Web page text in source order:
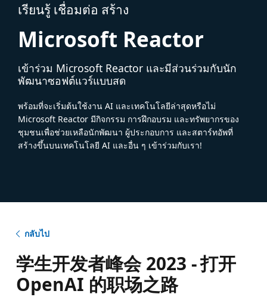
เรียนรู้ เชื่อมต่อ สร้าง
Microsoft Reactor
เข้าร่วม Microsoft Reactor และมีส่วนร่วมกับนัก
พัฒนาซอฟต์แวร์แบบสด
พร้อมที่จะเริ่มต้นใช้งาน AI และเทคโนโลยีล่าสุดหรือไม่
Microsoft Reactor มีกิจกรรม การฝึกอบรม และทรัพยากรของ
ชุมชนเพื่อช่วยเหลือนักพัฒนา ผู้ประกอบการ และสตาร์ทอัพที่
สร้างขึ้นบนเทคโนโลยี AI และอื่น ๆ เข้าร่วมกับเรา!
กลับไป
学生开发者峰会 2023 - 打开
OpenAI 的职场之路